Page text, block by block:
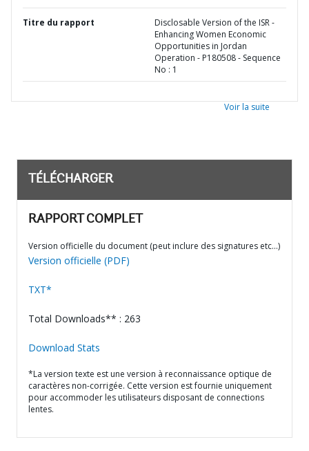
Titre du rapport
Disclosable Version of the ISR -
Enhancing Women Economic
Opportunities in Jordan
Operation - P180508 - Sequence
No : 1
Voir la suite
TÉLÉCHARGER
RAPPORT COMPLET
Version officielle du document (peut inclure des signatures etc…)
Version officielle (PDF)
TXT*
Total Downloads** : 263
Download Stats
*La version texte est une version à reconnaissance optique de
caractères non-corrigée. Cette version est fournie uniquement
pour accommoder les utilisateurs disposant de connections
lentes.